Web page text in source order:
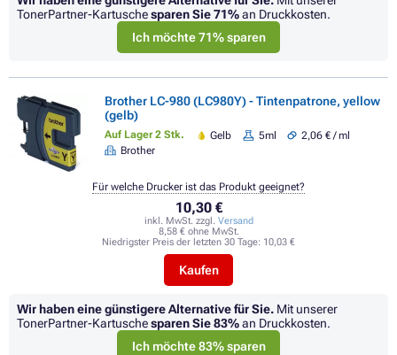
TonerPartner-Kartuschesparen Sie71%an Druckkosten.
Ich möchte 71% sparen
Brother LC-980 (LC980Y) - Tintenpatrone, yellow
(gelb)
Auf Lager 2 Stk. Gelb 5ml
2,06 € / ml
Brother
10,30 €
inkl. MwSt. zzgl. Versand
8,58 € ohne MwSt.
Niedrigster Preis der letzten 30 Tage: 10,03 €
Kaufen
Für welche Drucker ist das Produkt geeignet?
Wir haben eine günstigere Alternative für Sie. Mit unserer
TonerPartner-Kartuschesparen Sie83%an Druckkosten.
Ich möchte 83% sparen